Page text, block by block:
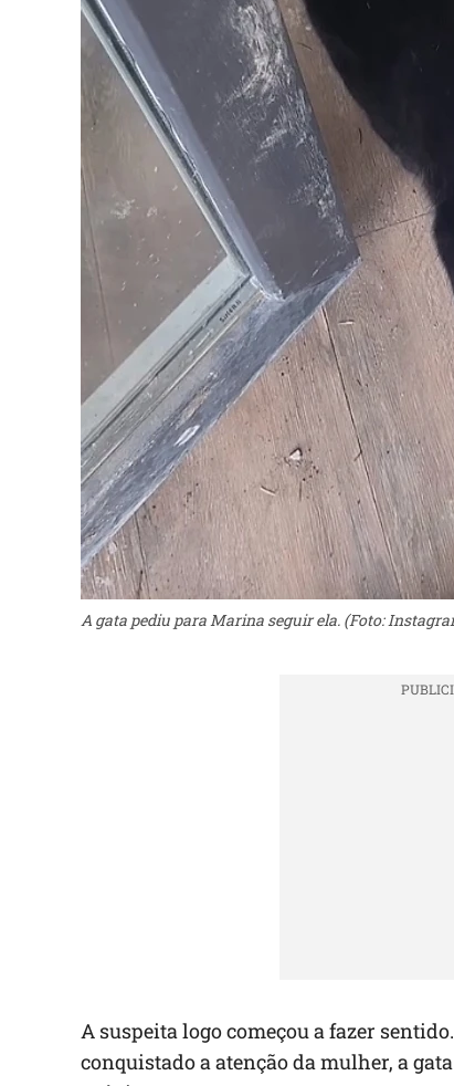
A gata pediu para Marina seguir ela. (Foto:
A suspeita logo começou a fazer
conquistado a atenção da mulher, a